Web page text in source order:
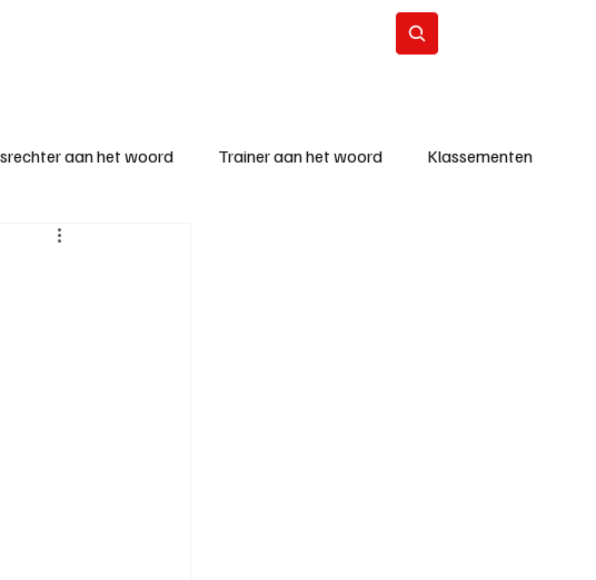
aan het woord Trainer aan het woord Klassementen
van het seizoen